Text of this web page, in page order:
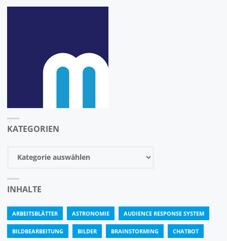
KATEGORIEN
INHALTE
ARBEITSBLÄTTER ASTRONOMIE AUDIENCE RESPONSE SYSTEM
BILDBEARBEITUNG BILDER BRAINSTORMING CHATBOT